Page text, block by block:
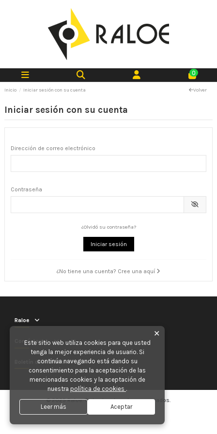
0
Inicio Iniciar sesión con su cuenta Volver
Iniciar sesión con su cuenta
Dirección de correo electrónico
Contraseña
¿Olvidó su contraseña?
Iniciar sesión
¿No tiene una cuenta? Cree una aquí
Raloe
Contáctenos
Boletín de noticias
© 2025 Raloe. Todos los derechos reservados.
✕
Este sitio web utiliza cookies para que usted
tenga la mejor experiencia de usuario. Si
continúa navegando está dando su
consentimiento para la aceptación de las
mencionadas cookies y la aceptación de
nuestra política de cookies .
Leer más Aceptar